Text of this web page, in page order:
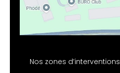
Nos zones d’interventions